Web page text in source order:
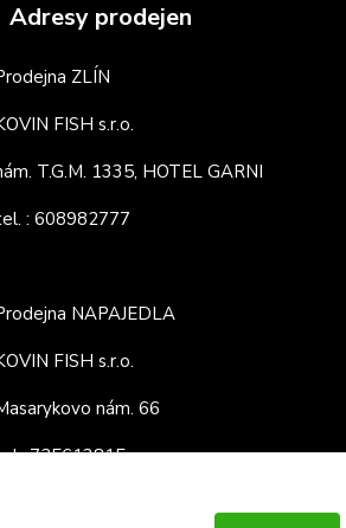
Adresy prodejen
ZLÍN
FISH s.r.o.
T.G.M. 1335, HOTEL GARNI
: 608982777
NAPAJEDLA
FISH s.r.o.
nám. 66
725613815